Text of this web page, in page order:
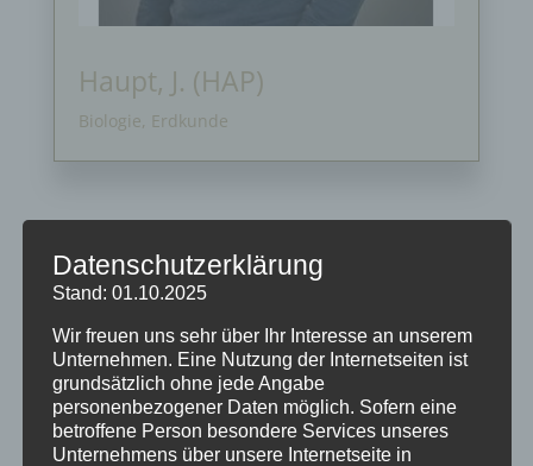
Haupt, J. (HAP)
Biologie, Erdkunde
Neueste Beiträge
Schöne Sommerferien
Sportfest 2026 im Goystadion
Gruß vom Förderverein
Datenschutzerklärung
Stand: 01.10.2025
Wir freuen uns sehr über Ihr Interesse an unserem
Unternehmen. Eine Nutzung der Internetseiten ist
grundsätzlich ohne jede Angabe
personenbezogener Daten möglich. Sofern eine
betroffene Person besondere Services unseres
Unternehmens über unsere Internetseite in